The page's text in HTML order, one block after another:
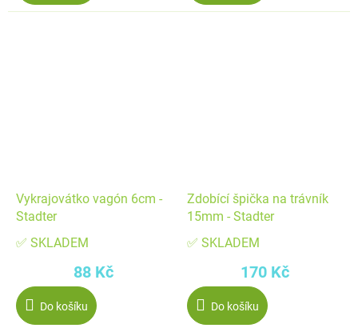
Vykrajovátko vagón 6cm -
Stadter
✅ SKLADEM
88 Kč
Do košíku
Zdobící špička na trávník
15mm - Stadter
✅ SKLADEM
170 Kč
Do košíku